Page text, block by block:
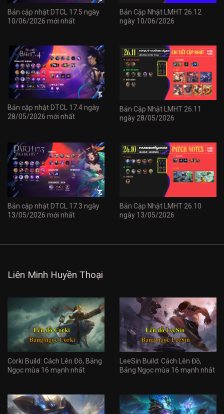
Bản cập nhật DTCL 17.5 ngày
10/06/2026 mới nhất
Bản Cập Nhật LMHT 26.12
ngày 10/06/2026
Bản cập nhật DTCL 17.4 ngày
28/05/2026 mới nhất
Bản Cập Nhật LMHT 26.11
ngày 28/05/2026
Bản cập nhật DTCL 17.3 ngày
13/05/2026 mới nhất
Bản Cập Nhật LMHT 26.10
ngày 13/05/2026
Liên Minh Huyền Thoại
Corki Build: Cách Lên Đồ, Bảng
Ngọc mùa 16 mạnh nhất
LeeSin Build: Cách Lên Đồ,
Bảng Ngọc mùa 16 mạnh nhất